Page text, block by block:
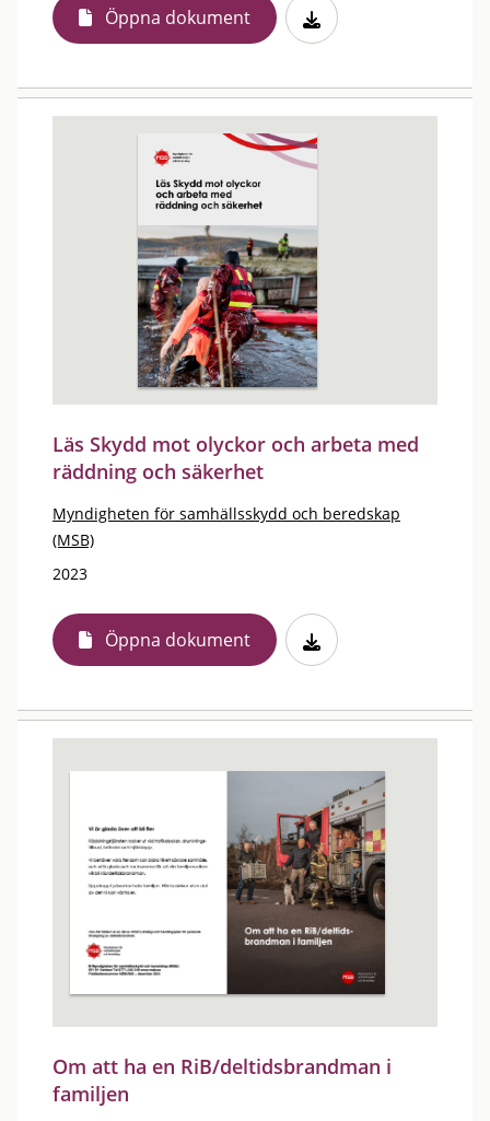
Öppna dokument
Läs Skydd mot olyckor och arbeta med
räddning och säkerhet
Myndigheten för samhällsskydd och beredskap
(MSB)
2023
Öppna dokument
Om att ha en RiB/deltidsbrandman i
familjen